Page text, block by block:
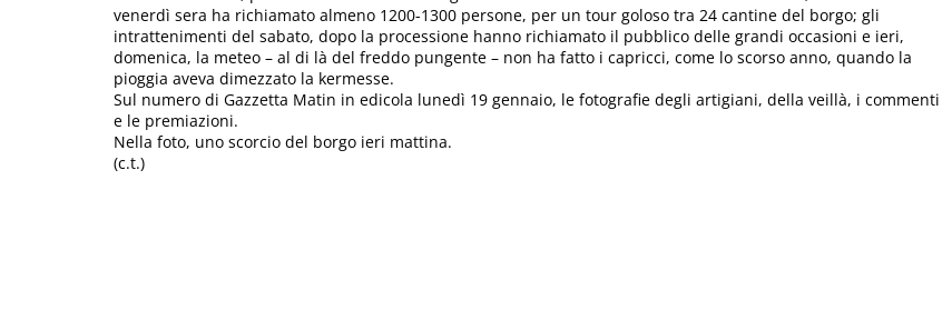
venerdì sera ha richiamato almeno 1200-1300 persone, per un tour goloso tra 24 cantine del borgo; gli
intrattenimenti del sabato, dopo la processione hanno richiamato il pubblico delle grandi occasioni e ieri,
domenica, la meteo – al di là del freddo pungente – non ha fatto i capricci, come lo scorso anno, quando la
pioggia aveva dimezzato la kermesse.
Sul numero di Gazzetta Matin in edicola lunedì 19 gennaio, le fotografie degli artigiani, della veillà, i commenti
e le premiazioni.
Nella foto, uno scorcio del borgo ieri mattina.
(c.t.)